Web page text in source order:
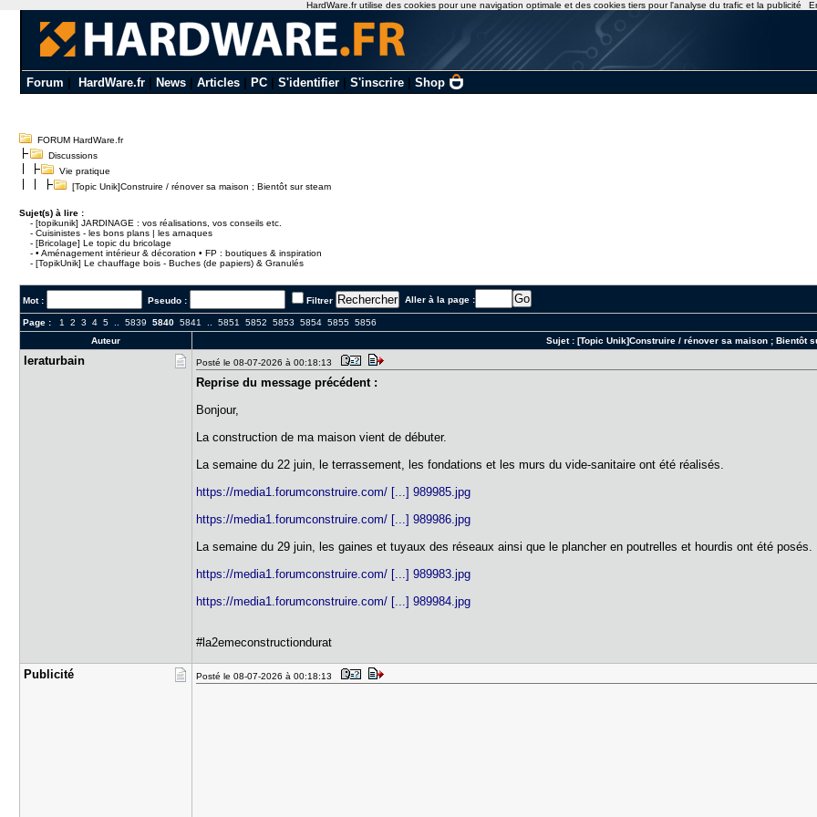
Forum HardWare.fr| News| Articles| PC| S'identifier| S'inscrire| Shop
FORUM HardWare.fr
Discussions
Vie pratique
[Topic Unik]Construire / rénover sa maison ; Bientôt sur steam
Sujet(s) à lire :
-[topikunik] JARDINAGE : vos réalisations, vos conseils etc.
-Cuisinistes - les bons plans | les arnaques
-[Bricolage] Le topic du bricolage
-• Aménagement intérieur & décoration • FP : boutiques & inspiration
-[TopikUnik] Le chauffage bois - Buches (de papiers) & Granulés
Mot : Pseudo : Filtrer Aller à la page :
Page : 1 2 3 4 5 ..5839 5840 5841 ..5851 5852 5853 5854 5855 5856
Auteur
Sujet : [Topic Unik]Construire / rénover sa maison ; Bientôt
leraturbai​n Posté le 08-07-2026 à 00:18:13
Reprise du message précédent :
Bonjour,
La construction de ma maison vient de débuter.
La semaine du 22 juin, le terrassement, les fondations et les murs du vide-sanitaire ont été réalisés.
https://media1.forumconstruire.com/ [...] 989985.jpg
https://media1.forumconstruire.com/ [...] 989986.jpg
La semaine du 29 juin, les gaines et tuyaux des réseaux ainsi que le plancher en poutrelles et hourdis ont été posés.
https://media1.forumconstruire.com/ [...] 989983.jpg
https://media1.forumconstruire.com/ [...] 989984.jpg
#la2emeconstructiondurat
Publicité Posté le 08-07-2026 à 00:18:13
HardWare.fr utilise des cookies pour une navigation optimale et des cookies tiers pour l'analyse du trafic et la publicité